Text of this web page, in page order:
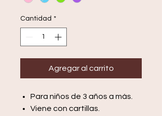
Cantidad *
Agregar al carrito
Para niños de 3 años a más.
Viene con cartillas.